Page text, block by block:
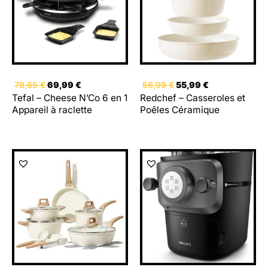
78,65€69,99 €
Tefal – Cheese N’Co 6 en 1
Appareil à raclette
56,99€55,99 €
Redchef – Casseroles et
Poêles Céramique
Le
était :
75,73 €.
Le
71,94 €.
Le
prix
initial
était :
211,70 €.
Le
prix
actuel
est :
179,00 €.